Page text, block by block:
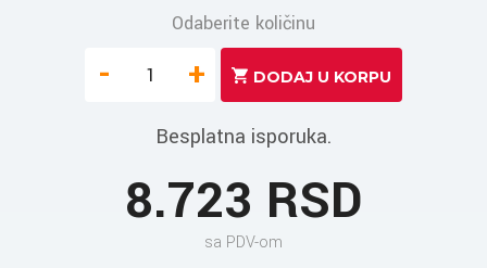
Odaberite količinu
- +
Besplatna isporuka.
8.723 RSD
sa PDV-om